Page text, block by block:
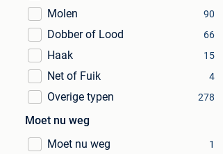
Molen 90
Dobber of Lood 66
Haak 15
Net of Fuik 4
Overige typen 278
Moet nu weg
Moet nu weg
1